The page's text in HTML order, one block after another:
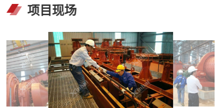
项目现场